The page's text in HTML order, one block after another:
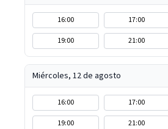
16:00 17:00
19:00
21:00
Miércoles, 12 de agosto
16:00 17:00
19:00
21:00